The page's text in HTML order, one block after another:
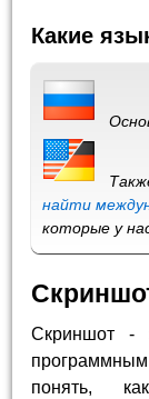
Какие
найти
которые у
Скриншот -
понять,